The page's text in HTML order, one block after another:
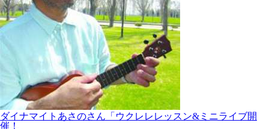
ダイナマイトあさのさん「ウクレレレッスン&ミニライブ開
催！